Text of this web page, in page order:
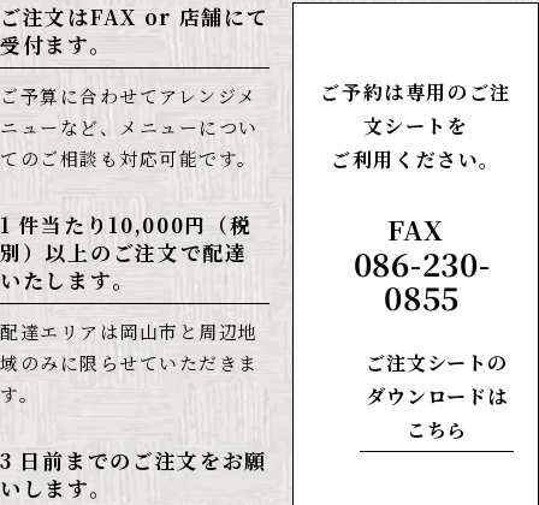
ご注文はFAX or 店舗にて
受付ます。
ご予算に合わせてアレンジメ
ニューなど、メニューについ
てのご相談も対応可能です。
1 件当たり10,000円（税
別）以上のご注文で配達
いたします。
配達エリアは岡山市と周辺地
域のみに限らせていただきま
す。
3 日前までのご注文をお願
いします。
ご予約は専用のご注
文シートを
ご利用ください。
FAX
086-230-
0855
ご注文シートの
ダウンロードは
こちら